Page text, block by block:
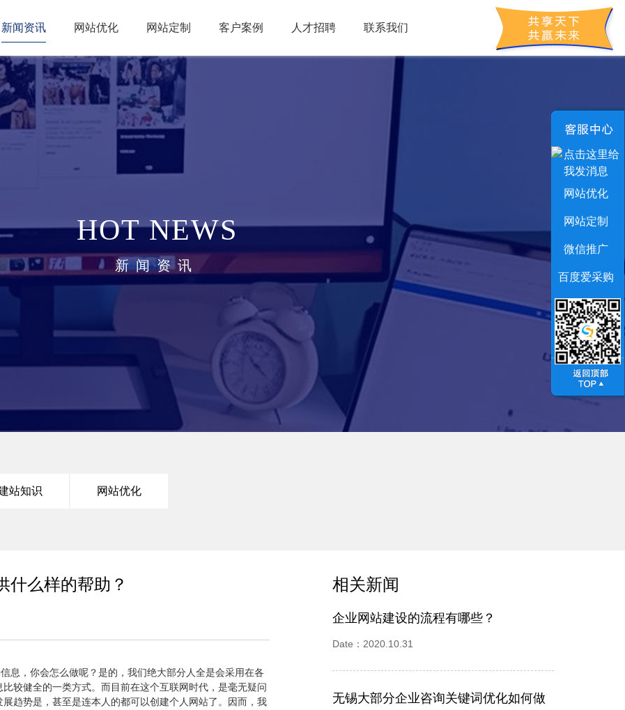
新闻资讯 网站优化 网站定制 客户案例 人才招聘 联系我们
HOT NEWS
新闻资讯
站知识 网站优化
什么样的帮助？
，你会怎么做呢？是的，我们绝大部分人全是会采用在各
较健全的一类方式。而目前在这个互联网时代，是毫无疑问
趋势是，甚至是连本人的都可以创建个人网站了。因而，我
相关新闻
企业网站建设的流程有哪些？
Date：2020.10.31
无锡大部分企业咨询关键词优化如何做
网站优化
网站定制
微信推广
百度爱采购